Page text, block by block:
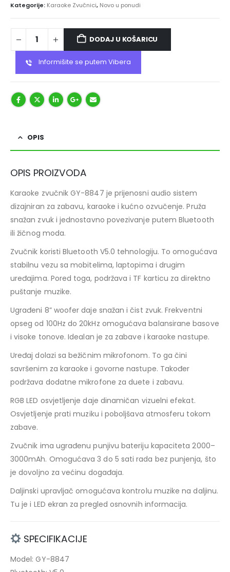
Kategorije: Karaoke Zvučnici, Novo u ponudi
DODAJ U KOŠARICU
Informišite se putem Vibera
OPIS
OPIS PROIZVODA
Karaoke zvučnik GY-8847 je prijenosni audio sistem
dizajniran za zabavu, karaoke i kućno ozvučenje. Pruža
snažan zvuk i jednostavno povezivanje putem Bluetooth
ili žičnog moda.
Zvučnik koristi Bluetooth V5.0 tehnologiju. To omogućava
stabilnu vezu sa mobitelima, laptopima i drugim
uređajima. Pored toga, podržava i TF karticu za direktno
puštanje muzike.
Ugrađeni 8” woofer daje snažan i čist zvuk. Frekventni
opseg od 100Hz do 20kHz omogućava balansirane basove
i visoke tonove. Idealan je za zabave i karaoke nastupe.
Uređaj dolazi sa bežičnim mikrofonom. To ga čini
savršenim za karaoke i govorne nastupe. Također
podržava dodatne mikrofone za duete i zabavu.
RGB LED osvjetljenje daje dinamičan vizuelni efekat.
Osvjetljenje prati muziku i poboljšava atmosferu tokom
zabave.
Zvučnik ima ugrađenu punjivu bateriju kapaciteta 2000–
3000mAh. Omogućava 3 do 5 sati rada bez punjenja, što
je dovoljno za većinu događaja.
Daljinski upravljač omogućava kontrolu muzike na daljinu.
Tu je i LED ekran za pregled osnovnih informacija.
SPECIFIKACIJE
Model: GY-8847